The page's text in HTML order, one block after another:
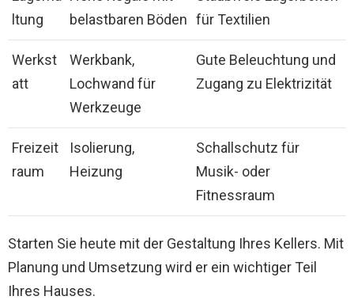
ltung
belastbaren Böden für Textilien
Werkst
att
Werkbank,
Lochwand für
Werkzeuge
Gute Beleuchtung und
Zugang zu Elektrizität
Freizeit
raum
Isolierung,
Heizung
Schallschutz für
Musik- oder
Fitnessraum
Starten Sie heute mit der Gestaltung Ihres Kellers. Mit
Planung und Umsetzung wird er ein wichtiger Teil
Ihres Hauses.